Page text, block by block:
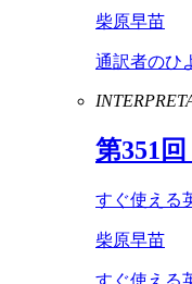
柴原早苗
通訳者のひ
第351
すぐ使える
柴原早苗
すぐ使える